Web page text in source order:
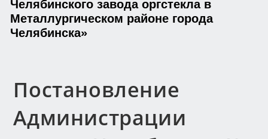
Челябинского завода оргстекла в
Металлургическом районе города
Челябинска»
Постановление
Администрации